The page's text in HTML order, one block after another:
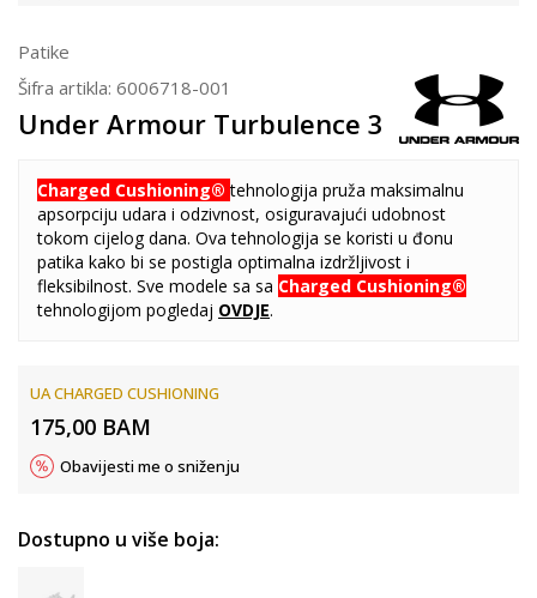
Patike
Šifra artikla: 6006718-001
Under Armour Turbulence 3
Charged Cushioning® tehnologija pruža maksimalnu
apsorpciju udara i odzivnost, osiguravajući udobnost
tokom cijelog dana. Ova tehnologija se koristi u đonu
patika kako bi se postigla optimalna izdržljivost i
fleksibilnost. Sve modele sa sa Charged Cushioning®
tehnologijom pogledaj OVDJE.
UA CHARGED CUSHIONING
175,00 BAM
Obavijesti me o sniženju
Dostupno u više boja: